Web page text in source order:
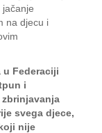
na djecu i
Federaciji
i
svega djece,
nije